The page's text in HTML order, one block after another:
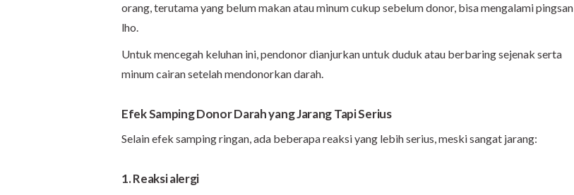
orang, terutama yang belum makan atau minum cukup sebelum donor, bisa mengalami pingsan
lho.
Untuk mencegah keluhan ini, pendonor dianjurkan untuk duduk atau berbaring sejenak serta
minum cairan setelah mendonorkan darah.
Efek Samping Donor Darah yang Jarang Tapi Serius
Selain efek samping ringan, ada beberapa reaksi yang lebih serius, meski sangat jarang:
1. Reaksi alergi